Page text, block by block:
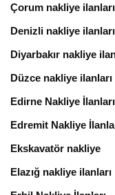
Çorum nakliye ilanları
Denizli nakliye ilanları
Diyarbakır nakliye
Düzce nakliye ilanları
Edirne Nakliye İlanları
Edremit Nakliye
Ekskavatör nakliye
Elazığ nakliye ilanları